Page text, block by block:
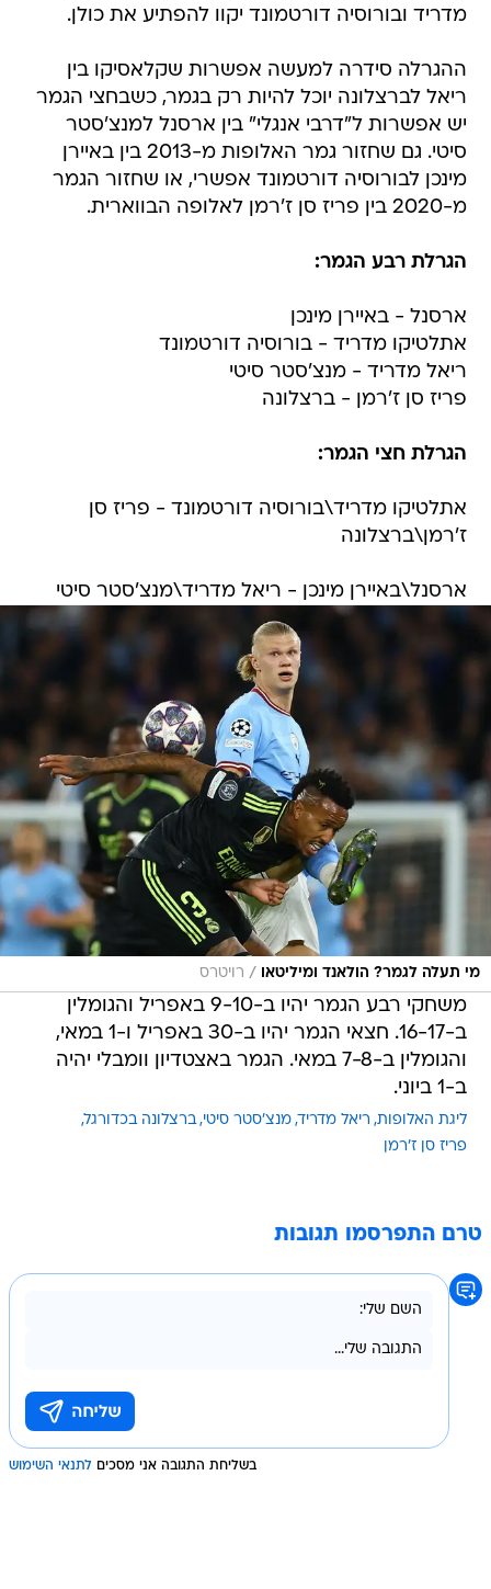
מדריד ובורוסיה דורטמונד יקוו להפתיע את כולן.
ההגרלה סידרה למעשה אפשרות שקלאסיקו בין
ריאל לברצלונה יוכל להיות רק בגמר, כשבחצי הגמר
יש אפשרות ל"דרבי אנגלי" בין ארסנל למנצ'סטר
סיטי. גם שחזור גמר האלופות מ-2013 בין באיירן
מינכן לבורוסיה דורטמונד אפשרי, או שחזור הגמר
מ-2020 בין פריז סן ז'רמן לאלופה הבווארית.
הגרלת רבע הגמר:
ארסנל - באיירן מינכן
אתלטיקו מדריד - בורוסיה דורטמונד
ריאל מדריד - מנצ'סטר סיטי
פריז סן ז'רמן - ברצלונה
הגרלת חצי הגמר:
אתלטיקו מדריד\בורוסיה דורטמונד - פריז סן
ז'רמן\ברצלונה
ארסנל\באיירן מינכן - ריאל מדריד\מנצ'סטר סיטי
מי תעלה לגמר? הולאנד ומיליטאו / רויטרס
משחקי רבע הגמר יהיו ב-9-10 באפריל והגומלין
ב-16-17. חצאי הגמר יהיו ב-30 באפריל ו-1 במאי,
והגומלין ב-7-8 במאי. הגמר באצטדיון וומבלי יהיה
ב-1 ביוני.
ליגת האלופות ריאל מדריד מנצ'סטר סיטי ברצלונה בכדורגל
פריז סן ז'רמן
טרם התפרסמו תגובות
בשליחת התגובה אני מסכים לתנאי השימוש